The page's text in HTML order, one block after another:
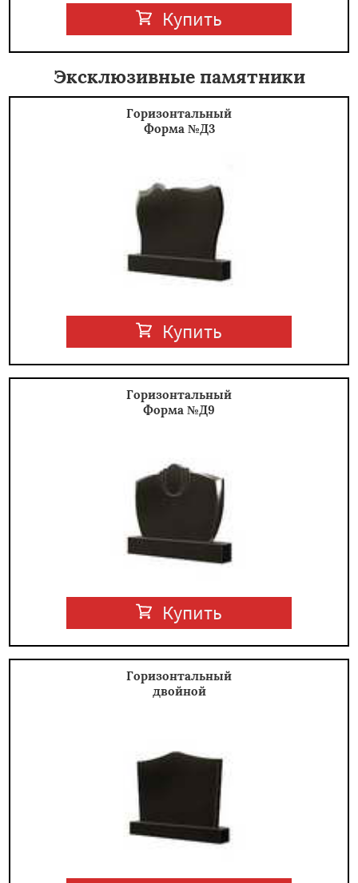
Купить
Эксклюзивные памятники
Горизонтальный
Форма №Д3
Купить
Горизонтальный
Форма №Д9
Купить
Горизонтальный
двойной